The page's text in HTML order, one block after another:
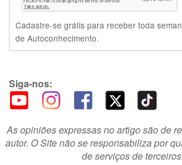
Cadastre-se grátis para receber toda
de Autoconhecimento.
Siga-nos:
As opiniões expressas no artigo são de
autor. O Site não se responsabiliza por
de serviços de